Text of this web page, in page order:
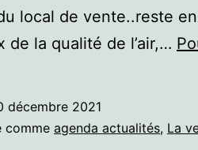
local de vente..reste
de la qualité de l’air,…
décembre 2021
comme agenda actualités, La